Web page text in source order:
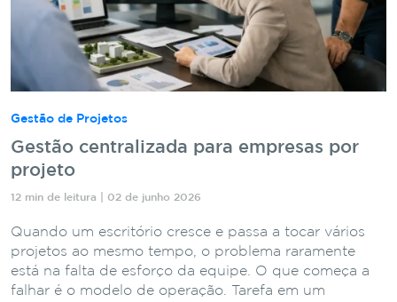
Gestão de Projetos
Gestão centralizada para empresas por
projeto
12 min de leitura | 02 de junho 2026
Quando um escritório cresce e passa a tocar vários
projetos ao mesmo tempo, o problema raramente
está na falta de esforço da equipe. O que começa a
falhar é o modelo de operação. Tarefa em um